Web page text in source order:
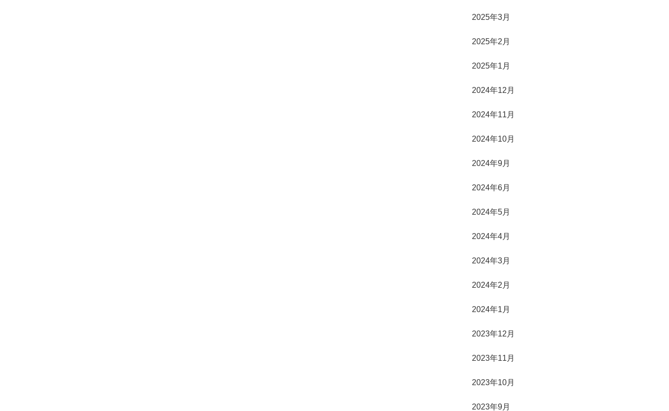
2025年3月
2025年2月
2025年1月
2024年12月
2024年11月
2024年10月
2024年9月
2024年6月
2024年5月
2024年4月
2024年3月
2024年2月
2024年1月
2023年12月
2023年11月
2023年10月
2023年9月